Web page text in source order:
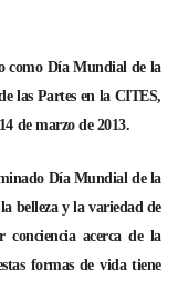
como Día Mundial de la
las Partes en la CITES,
de marzo de 2013.
Día Mundial de la
belleza y la variedad de
acerca de la
formas de vida tiene